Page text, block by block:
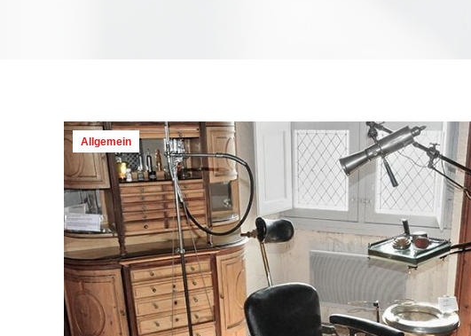
Allgemein